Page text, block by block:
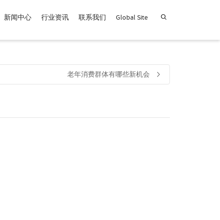
新闻中心 行业资讯 联系我们 Global Site
老年消费群体有哪些新机会